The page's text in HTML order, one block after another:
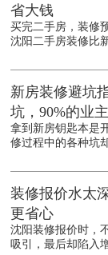
省大钱
买完二手房，装修
沈阳二手房装修比
新房装修避坑
坑，90%的业
拿到新房钥匙本是
修过程中的各种坑
装修报价水太
更省心
沈阳装修报价时，
吸引，最后却陷入